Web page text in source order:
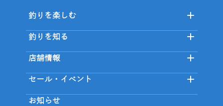
釣りを楽しむ
釣りを知る
店舗情報
セール・イベント
お知らせ